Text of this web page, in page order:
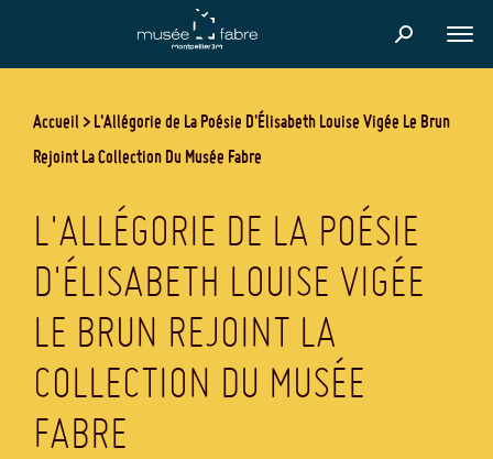
principal
Accueil
L'Allégorie de La Poésie D'Élisabeth Louise Vigée Le Brun
Rejoint La Collection Du Musée Fabre
L'ALLÉGORIE DE LA POÉSIE
D'ÉLISABETH LOUISE VIGÉE
LE BRUN REJOINT LA
COLLECTION DU MUSÉE
FABRE